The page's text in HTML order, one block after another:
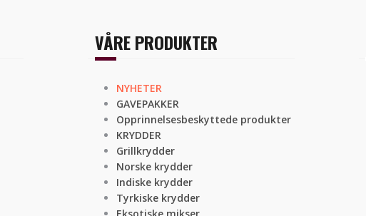
VÅRE PRODUKTER
NYHETER
GAVEPAKKER
Opprinnelsesbeskyttede produkter
KRYDDER
Grillkrydder
Norske krydder
Indiske krydder
Tyrkiske krydder